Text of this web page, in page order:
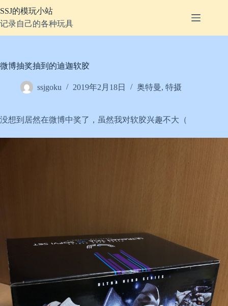
至
内
容
SSJ的模玩小站
记录自己的各种玩具
微博抽奖抽到的迪迦软胶
ssjgoku 2019年2月18日 奥特曼, 特摄
没想到居然在微博中奖了，虽然我对软胶兴趣不大（